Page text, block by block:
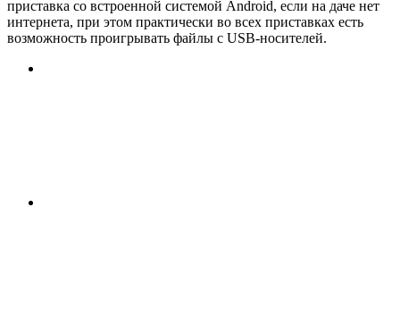
приставка со встроенной системой Android, если на даче нет
интернета, при этом практически во всех приставках есть
возможность проигрывать файлы с USB-носителей.